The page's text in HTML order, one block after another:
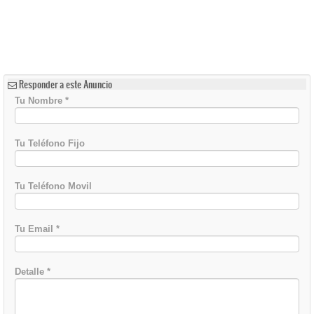
Responder a este Anuncio
Tu Nombre *
Tu Teléfono Fijo
Tu Teléfono Movil
Tu Email *
Detalle *